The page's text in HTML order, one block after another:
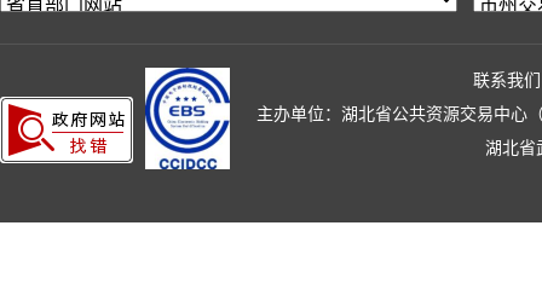
联系我们
主办单位：湖北省公共资源交易中心
湖北省